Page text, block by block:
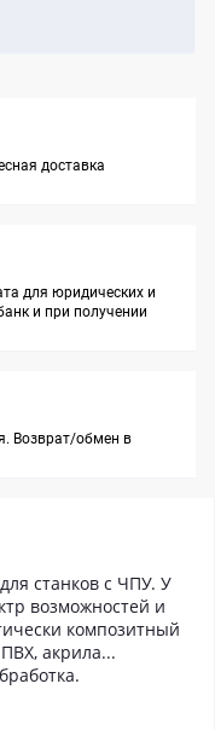
станков с ЧПУ. У
возможностей и
композитный
акрила...
доставка
для юридических и
и при получении
Возврат/обмен в